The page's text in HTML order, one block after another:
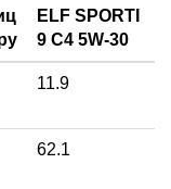
ELF SPORTI
9 C4 5W-30
11.9
62.1